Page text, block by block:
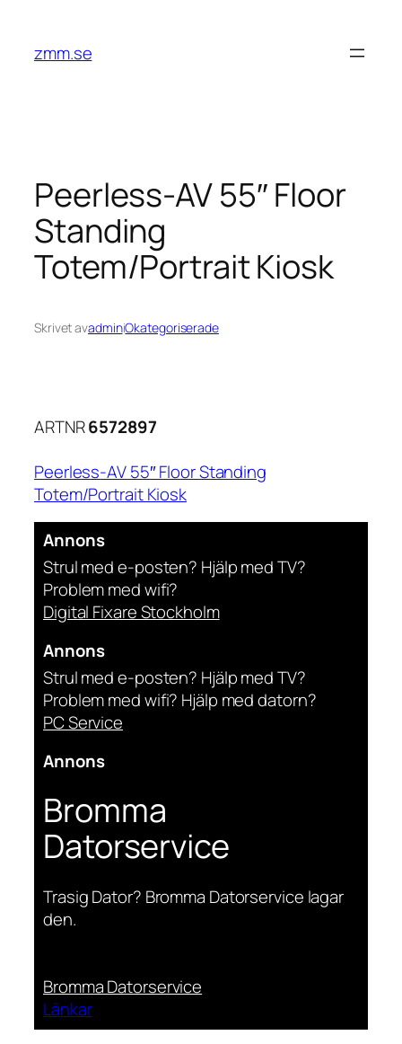
innehåll
zmm.se
Peerless-AV 55″ Floor
Standing
Totem/Portrait Kiosk
Skrivet avadminiOkategoriserade
ARTNR6572897
Peerless-AV 55″ Floor Standing
Totem/Portrait Kiosk
Annons
Strul med e-posten? Hjälp med TV?
Problem med wifi?
Digital Fixare Stockholm
Annons
Strul med e-posten? Hjälp med TV?
Problem med wifi? Hjälp med datorn?
PC Service
Annons
Bromma
Datorservice
Trasig Dator? Bromma Datorservice lagar
den.
Bromma Datorservice
Länkar